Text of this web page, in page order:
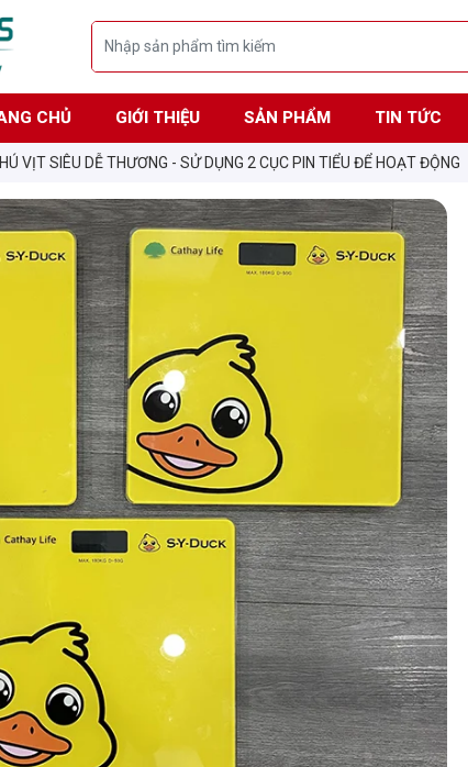
CHỦ GIỚI THIỆU SẢN PHẨM TIN TỨC
VỊT SIÊU DỄ THƯƠNG - SỬ DỤNG 2 CỤC PIN TIỂU ĐỂ HOẠT ĐỘNG